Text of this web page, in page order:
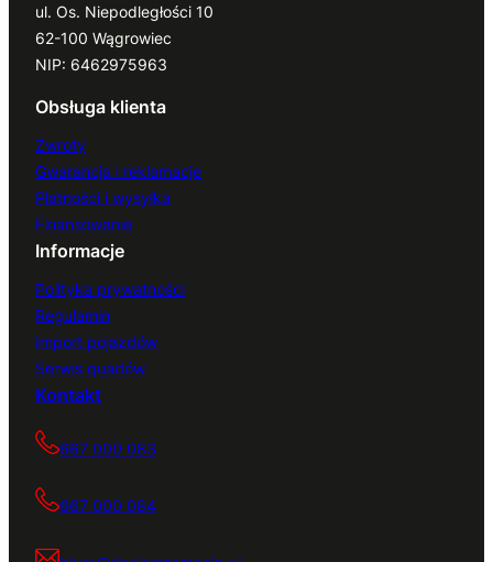
ul. Os. Niepodległości 10
62-100 Wągrowiec
NIP: 6462975963
Obsługa klienta
Zwroty
Gwarancja i reklamacje
Płatności i wysyłka
Finansowanie
Informacje
Polityka prywatności
Regulamin
Import pojazdów
Serwis quadów
Kontakt
667 000 083
667 000 084